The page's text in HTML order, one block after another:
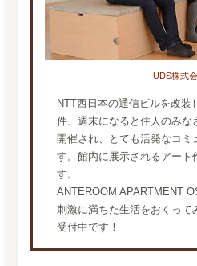
UDS株式
NTT西日本の通信ビルを改装
件、週末になると住人のみな
開催され、とても活発なコミ
す。館内に展示されるアート
す。
ANTEROOM APARTMENT
刺激に満ちた生活をおくって
受付中です！